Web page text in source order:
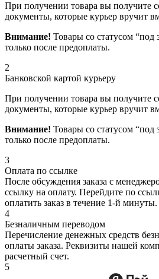
При получении товара вы получите
документы, которые курьер вручит
Внимание! Товары со статусом “под
только после предоплаты.
2
Банковской картой курьеру
При получении товара вы получите
документы, которые курьер вручит
Внимание! Товары со статусом “под
только после предоплаты.
3
Оплата по ссылке
После обсуждения заказа с
ссылку на оплату. Перейдите по
оплатить заказ в течение 1-й минуты.
4
Безналичным переводом
Перечисление денежных средств
оплаты заказа. Реквизиты нашей
расчетный счет.
5